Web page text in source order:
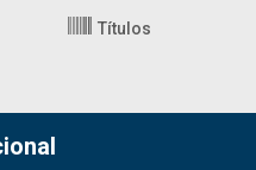
Títulos